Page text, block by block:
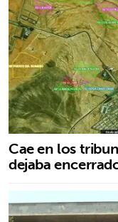
Cae en los
dejaba